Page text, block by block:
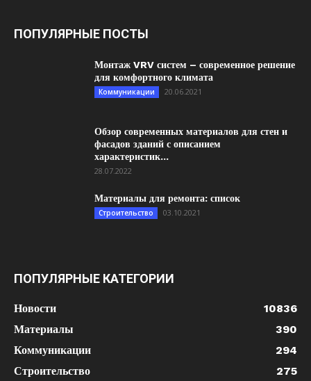
ПОПУЛЯРНЫЕ ПОСТЫ
Монтаж VRV систем – современное решение
для комфортного климата
Коммуникации 20.06.2021
Обзор современных материалов для стен и
фасадов зданий с описанием
характеристик...
28.07.2022
Материалы для ремонта: список
Строительство 03.10.2021
ПОПУЛЯРНЫЕ КАТЕГОРИИ
Новости
10836
Материалы
390
Коммуникации
294
Строительство
275